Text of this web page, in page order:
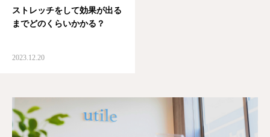
ストレッチをして効果が出る
までどのくらいかかる？
2023.12.20